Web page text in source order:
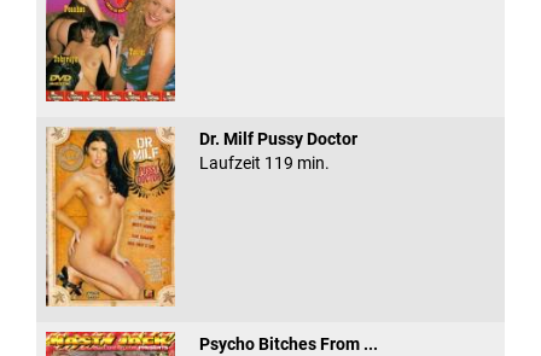
Dr. Milf Pussy Doctor
Laufzeit 119 min.
Psycho Bitches From ...